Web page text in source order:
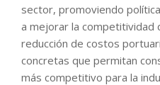
sector, promoviendo
a mejorar la competitividad
reducción de costos
concretas que permitan
más competitivo para la